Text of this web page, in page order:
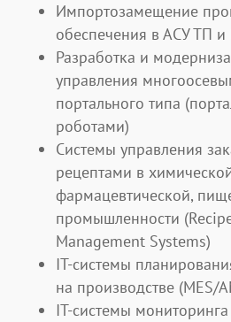
Импортозамещение
обеспечения в АСУ ТП и
Разработка и
управления
портального типа
роботами)
Системы управления
рецептами в
фармацевтической,
промышленности
Management Systems)
IT-системы
на производстве (MES/
IT-системы мониторинга